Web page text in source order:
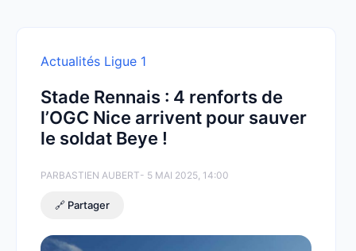
Actualités Ligue 1
Stade Rennais : 4 renforts de
l’OGC Nice arrivent pour sauver
le soldat Beye !
PARBASTIEN AUBERT- 5 MAI 2025, 14:00
🔗 Partager